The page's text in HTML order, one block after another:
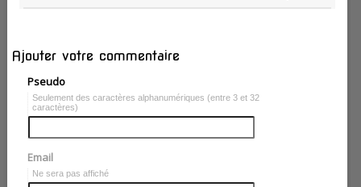
Ajouter votre commentaire
Pseudo
Seulement des caractères alphanumériques (entre 3 et 32
caractères)
Email
Ne sera pas affiché